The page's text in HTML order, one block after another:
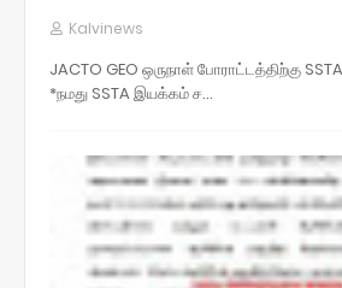
Kalvinews
JACTO GEO ஒருநாள் போராட்டத்திற்கு
*நமது SSTA இயக்கம் ச…